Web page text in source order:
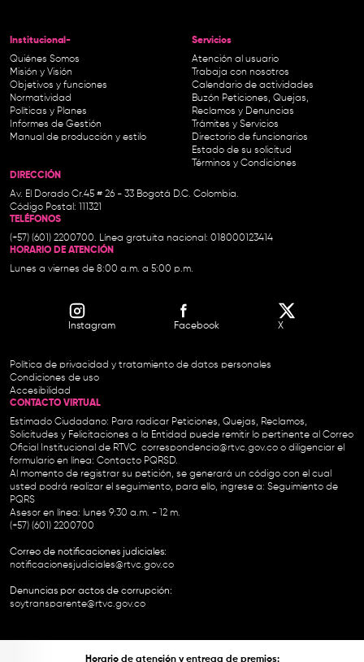
Institucional-
Quiénes Somos
Misión y Visión
Objetivos y funciones
Normatividad
Políticas y Planes
Informes de Gestión
Manual de producción y estilo
Servicios
Atención al usuario
Trabaja con nosotros
Calendario de actividades
Buzón Peticiones, Quejas,
Reclamos y Denuncias
Trámites y Servicios
Directorio de funcionarios
Estado de su solicitud
Términos y Condiciones
DIRECCIÓN
Av. El Dorado Cr.45 # 26 - 33 Bogotá D.C. Colombia.
Código Postal: 111321
TELÉFONOS
(+57) (601) 2200700. Línea gratuita nacional: 018000123414
HORARIO DE ATENCIÓN
Lunes a viernes de 8:00 a.m. a 5:00 p.m.
Instagram Facebook X
Política de privacidad y tratamiento de datos personales
Condiciones de uso
Accesibilidad
CONTACTO VIRTUAL
Estimado Ciudadano: Para radicar Peticiones, Quejas, Reclamos,
Solicitudes y Felicitaciones a la Entidad puede remitir lo pertinente al Correo
Oficial Institucional de RTVC correspondencia@rtvc.gov.co o diligenciar el
formulario en línea: Contacto PQRSD.
Al momento de registrar su petición, se generará un código con el cual
usted podrá realizar el seguimiento, para ello, ingrese a: Seguimiento de
PQRS
Asesor en línea: lunes 9:30 a.m. - 12 m.
(+57) (601) 2200700
Correo de notificaciones judiciales:
notificacionesjudiciales@rtvc.gov.co
Denuncias por actos de corrupción:
soytransparente@rtvc.gov.co
Horario de atención y entrega de premios: